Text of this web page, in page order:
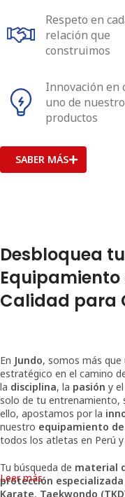
Respeto en
relación que
construimos
Innovación en
uno de
productos
SABER MÁS
Desbloquea
Calidad para
En Jundo, somos más
estratégico en el camino
la disciplina, la pasión y el
solo de tu entrenamiento,
ello, apostamos por la
nuestro equipamiento
todos los atletas en Perú y
Tu búsqueda de material
protección especializada
Karate, Taekwondo
Leer más